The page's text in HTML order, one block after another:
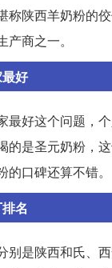
称陕西羊奶粉的
商之一。
好
好这个问题，个
的是圣元奶粉，
口碑还算不错。
名
别是陕西和氏、